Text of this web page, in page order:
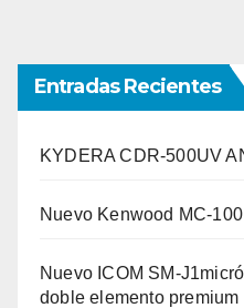
Entradas Recientes
KYDERA CDR-500UV
Nuevo Kenwood MC-100
Nuevo ICOM SM-
doble elemento premium